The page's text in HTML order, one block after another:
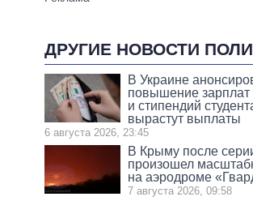
ДРУГИЕ НОВОСТИ
В Украине
повышение зарплат
и стипендий
вырастут выплаты
6 августа 2026, 23:45
В Крыму после
произошел
на аэродроме
7 августа 2026, 09:58